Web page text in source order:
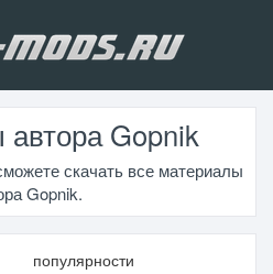
Gopnik
скачать все материалы
Gopnik.
популярности